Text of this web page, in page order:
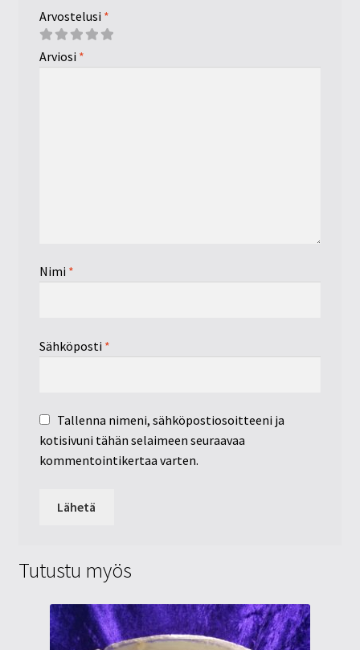
Arvostelusi *
Arviosi *
Nimi *
Sähköposti *
Tallenna nimeni, sähköpostiosoitteeni ja
kotisivuni tähän selaimeen seuraavaa
kommentointikertaa varten.
Tutustu myös